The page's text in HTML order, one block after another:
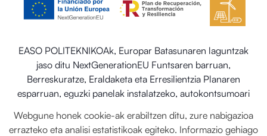
EASO POLITEKNIKOAk, Europar Batasunaren laguntzak
jaso ditu NextGenerationEU Funtsaren barruan,
Berreskuratze, Eraldaketa eta Erresilientzia Planaren
esparruan, eguzki panelak instalatzeko, autokontsumoari
berriztagarriekin, baita ere Trantsizio Ekologikorako eta
Webgune honek cookie-ak erabiltzen ditu, zure nabigazioa
errazteko eta analisi estatistikoak egiteko. Informazio gehiago